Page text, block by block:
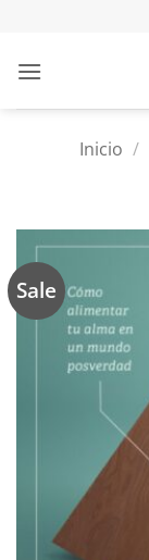
content
Inicio /
Sale